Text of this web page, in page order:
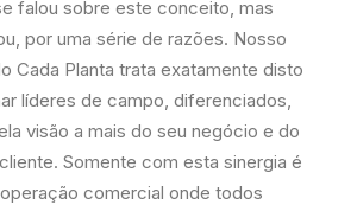
falou sobre este conceito, mas
por uma série de razões. Nosso
Cada Planta trata exatamente disto
líderes de campo, diferenciados,
visão a mais do seu negócio e do
Somente com esta sinergia é
comercial onde todos